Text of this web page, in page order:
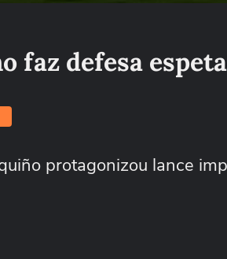
faz defesa
protagonizou lance